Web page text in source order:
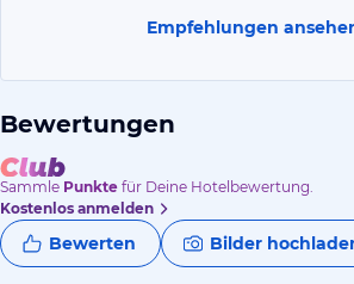
Empfehlungen
Bewertungen
Sammle Punkte für Deine Hotelbewertung.
Kostenlos anmelden
Bewerten Bilder